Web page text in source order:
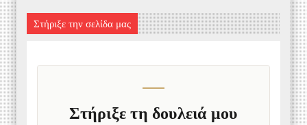
Στήριξε την σελίδα μας
Στήριξε τη δουλειά μου